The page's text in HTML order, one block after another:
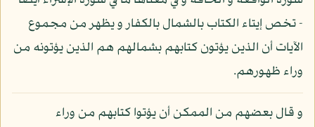
- تخص إيتاء الكتاب بالشمال بالكفار و يظهر من مجموع
الآيات أن الذين يؤتون كتابهم بشمالهم هم الذين يؤتونه من
وراء ظهورهم.
و قال بعضهم من الممكن أن يؤتوا كتابهم من وراء